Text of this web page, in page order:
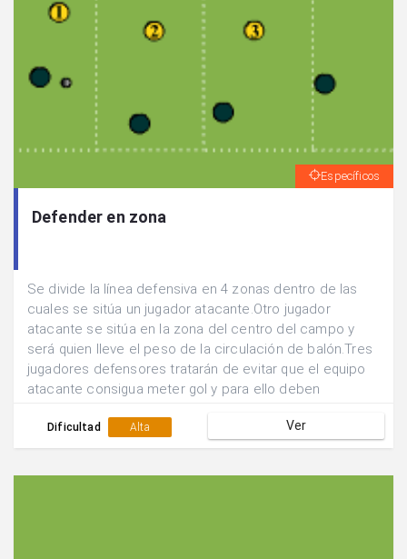
Específicos
Defender en zona
Se divide la línea defensiva en 4 zonas dentro de las
cuales se sitúa un jugador atacante.Otro jugador
atacante se sitúa en la zona del centro del campo y
será quien lleve el peso de la circulación de balón.Tres
jugadores defensores tratarán de evitar que el equipo
atacante consigua meter gol y para ello deben
más cercanas al balón.Defender hasta la finalización de
la jugada.
Dificultad Alta Ver